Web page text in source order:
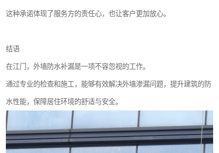
这种承诺体现了服务方的责任心，也让客户更加放心。
结语
在江门，外墙防水补漏是一项不容忽视的工作。
通过专业的检查和施工，能够有效解决外墙渗漏问题，提升建筑的防
水性能，保障居住环境的舒适与安全。